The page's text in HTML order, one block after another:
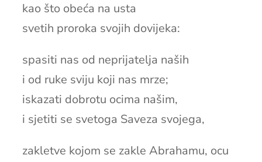
kao što obeća na usta
svetih proroka svojih dovijeka:
spasiti nas od neprijatelja naših
i od ruke sviju koji nas mrze;
iskazati dobrotu ocima našim,
i sjetiti se svetoga Saveza svojega,
zakletve kojom se zakle Abrahamu, ocu